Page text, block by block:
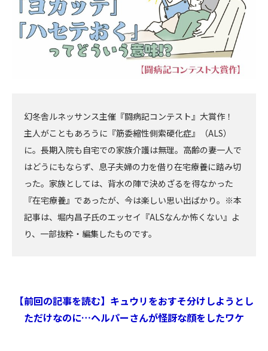
幻冬舎ルネッサンス主催『闘病記コンテスト』大賞作！
主人がこともあろうに『筋委縮性側索硬化症』（ALS）
に。長期入院も自宅での家族介護は無理。高齢の妻一人で
はどうにもならず、息子夫婦の力を借り在宅療養に踏み切
った。家族としては、背水の陣で決めざるを得なかった
『在宅療養』であったが、今は楽しい思い出ばかり。※本
記事は、堀内昌子氏のエッセイ『ALSなんか怖くない』よ
り、一部抜粋・編集したものです。
【前回の記事を読む】キュウリをおすそ分けしようとし
ただけなのに…ヘルパーさんが怪訝な顔をしたワケ